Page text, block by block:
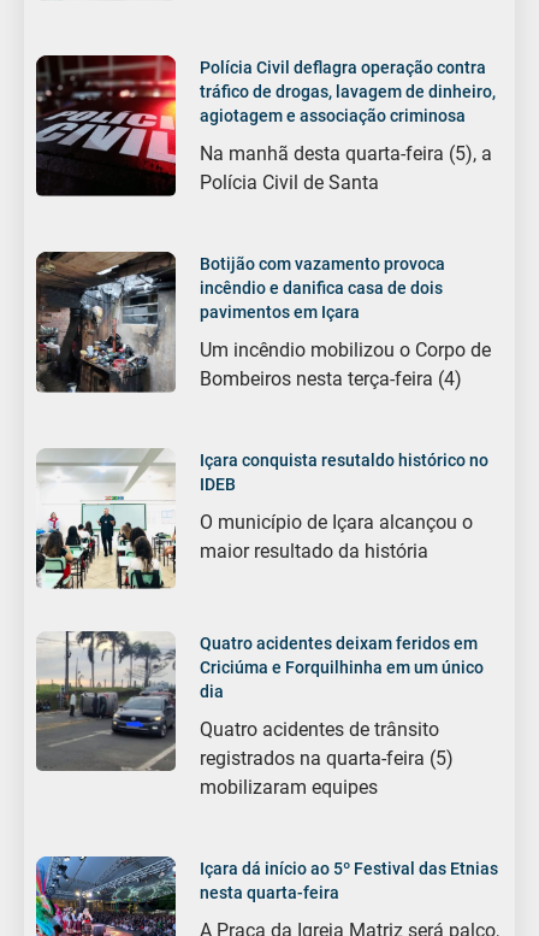
Polícia Civil deflagra operação contra
tráfico de drogas, lavagem de dinheiro,
agiotagem e associação criminosa
Na manhã desta quarta-feira (5), a
Polícia Civil de Santa
Botijão com vazamento provoca
incêndio e danifica casa de dois
pavimentos em Içara
Um incêndio mobilizou o Corpo de
Bombeiros nesta terça-feira (4)
Içara conquista resutaldo histórico no
IDEB
O município de Içara alcançou o
maior resultado da história
Quatro acidentes deixam feridos em
Criciúma e Forquilhinha em um único
dia
Quatro acidentes de trânsito
registrados na quarta-feira (5)
mobilizaram equipes
Içara dá início ao 5º Festival das Etnias
nesta quarta-feira
A Praça da Igreja Matriz será palco,